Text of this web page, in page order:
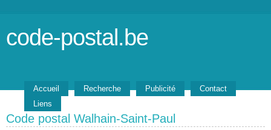
code-postal.be
Accueil Recherche Publicité
Contact
Liens
Code postal Walhain-Saint-Paul